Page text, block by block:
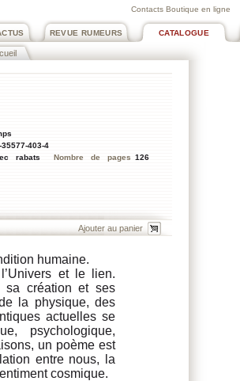
Contacts Boutique en ligne
CATALOGUE
REVUE RUMEURS
35577-403-4
rabats Nombre de pages 126
humaine.
et le lien.
sa création et ses
la physique, des
actuelles se
psychologique,
un poème est
entre nous, la
cosmique.